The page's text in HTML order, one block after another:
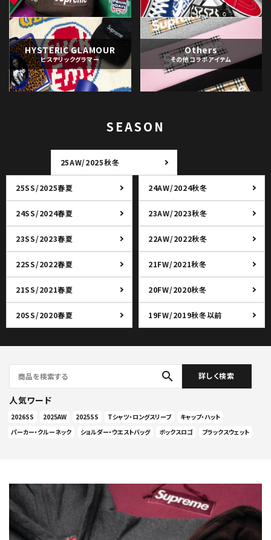
HYSTERIC GLAMOUR
ヒステリックグラマー
Others
その他コラボアイテム
SEASON
25AW/2025秋冬
25SS/2025春夏 24AW/2024秋冬
24SS/2024春夏 23AW/2023秋冬
23SS/2023春夏 22AW/2022秋冬
22SS/2022春夏 21FW/2021秋冬
21SS/2021春夏 20FW/2020秋冬
20SS/2020春夏 19FW/2019秋冬以前
search 詳しく検索
人気ワード
2026SS 2025AW 2025SS Tシャツ・ロングスリーブ
キャップ・ハット
パーカー・クルーネック
ショルダー・ウエストバッグ ボックスロゴ ブラックスウェット